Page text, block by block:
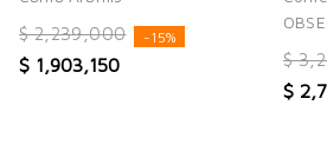
$ 2,239,000
-15%
$ 1,903,150
$
$